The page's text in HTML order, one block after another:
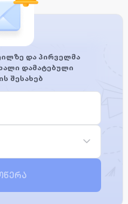
და პირველმა
დამატებული
შესახებ